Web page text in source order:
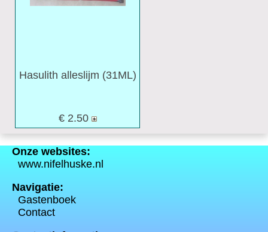
Hasulith alleslijm (31ML)
€ 2.50
Onze websites:
www.nifelhuske.nl
Navigatie:
Gastenboek
Contact